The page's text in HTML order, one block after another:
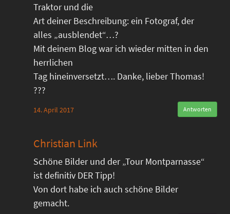
Traktor und die
Art deiner Beschreibung: ein Fotograf, der
alles „ausblendet“…?
Mit deinem Blog war ich wieder mitten in den
herrlichen
Tag hineinversetzt…. Danke, lieber Thomas!
???
14. April 2017 Antworten
Christian Link
Schöne Bilder und der „Tour Montparnasse“
ist definitiv DER Tipp!
Von dort habe ich auch schöne Bilder
gemacht.